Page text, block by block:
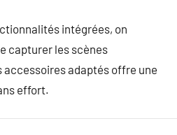
intégrées, on
capturer les scènes
accessoires adaptés offre une
effort.